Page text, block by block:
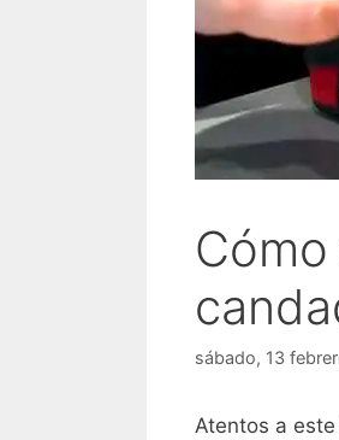
sábado, 13
Atentos a